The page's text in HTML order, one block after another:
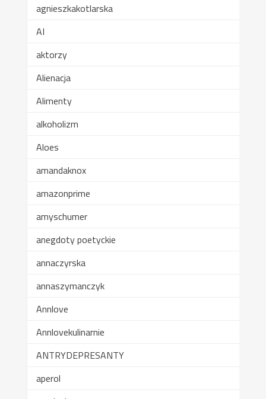
agnieszkakotlarska
AI
aktorzy
Alienacja
Alimenty
alkoholizm
Aloes
amandaknox
amazonprime
amyschumer
anegdoty poetyckie
annaczyrska
annaszymanczyk
Annlove
Annlovekulinarnie
ANTRYDEPRESANTY
aperol